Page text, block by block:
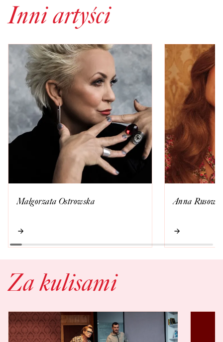
Inni artyści
Małgorzata Ostrowska Anna
Za kulisami